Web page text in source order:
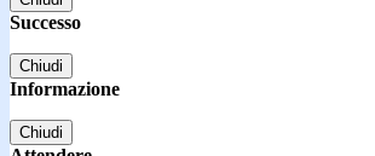
Successo
Chiudi
Informazione
Chiudi